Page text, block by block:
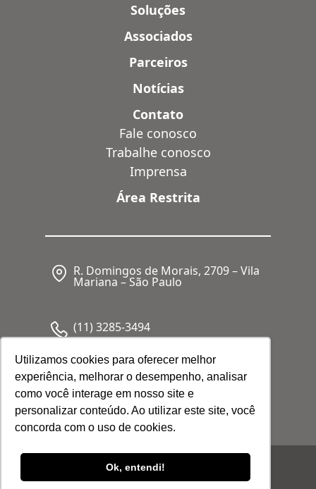
Utilizamos cookies para oferecer melhor
experiência, melhorar o desempenho, analisar
como você interage em nosso site e
personalizar conteúdo. Ao utilizar este site, você
concorda com o uso de cookies.
Ok, entendi!
Soluções
Associados
Parceiros
Notícias
Contato
Fale conosco
Trabalhe conosco
Imprensa
Área Restrita
R. Domingos de Morais, 2709 – Vila
Mariana – São Paulo
(11) 3285-3494
CNPJ: 05.341.062/0001-80
© 2026 Febrafar. Todos os direitos
reservados |Política de Privacidade